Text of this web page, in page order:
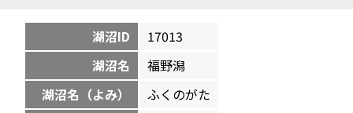
湖沼ID
17013
湖沼名
福野潟
湖沼名（よみ）
ふくのがた